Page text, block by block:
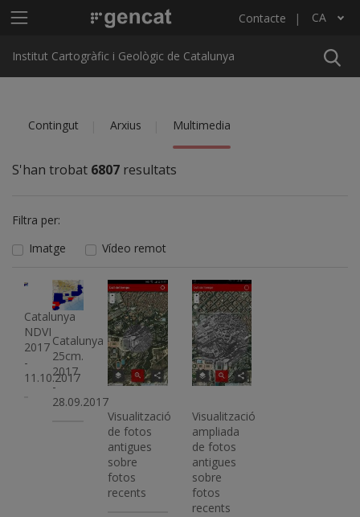
Menú principal ICGC Contacte CA
Llista les accions addicionals
Institut Cartogràfic i Geològic de Catalunya
Contingut Arxius Multimedia
S'han trobat 6807 resultats
Filtra per:
Imatge
Vídeo remot
Imatge
Catalunya
NDVI
2017
-
11.10.2017
Imatge
Catalunya
25cm.
2017
-
28.09.2017
Imatge
Visualització
de fotos
antigues
sobre
fotos
recents
Imatge
Visualització
ampliada
de fotos
antigues
sobre
fotos
recents